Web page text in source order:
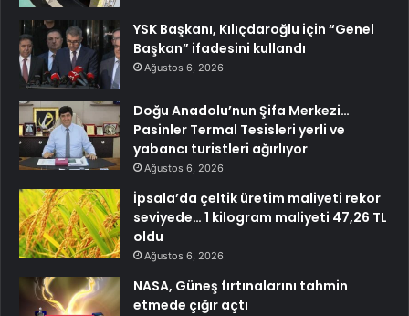
YSK Başkanı, Kılıçdaroğlu için “Genel
Başkan” ifadesini kullandı
Ağustos 6, 2026
Doğu Anadolu’nun Şifa Merkezi…
Pasinler Termal Tesisleri yerli ve
yabancı turistleri ağırlıyor
Ağustos 6, 2026
İpsala’da çeltik üretim maliyeti rekor
seviyede… 1 kilogram maliyeti 47,26 TL
oldu
Ağustos 6, 2026
NASA, Güneş fırtınalarını tahmin
etmede çığır açtı